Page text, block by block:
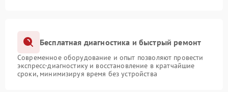
Бесплатная диагностика и быстрый ремонт
Современное оборудование и опыт позволяют провести
экспресс-диагностику и восстановление в кратчайшие
сроки, минимизируя время без устройства